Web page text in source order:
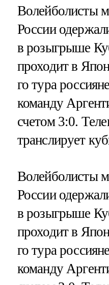
Волейболисты
России
в розыгрыше
проходит в
го тура
команду
счетом 3:0.
транслирует
Волейболисты
России
в розыгрыше
проходит в
го тура
команду